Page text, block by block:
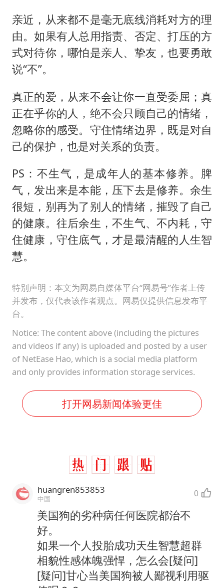
亲近，从来都不是毫无底线消耗对方的理
由。如果有人总用指责、否定、打压的方
式对待你，哪怕是亲人、挚友，也要勇敢
说“不”。
真正的爱，从来不会让你一直受委屈；真
正在乎你的人，绝不会只顾自己的情绪，
忽略你的感受。守住情绪边界，既是对自
己的保护，也是对关系的负责。
PS：不生气，是成年人的基本修养。脾
气，发出来是本能，压下去是修养。余生
很短，别再为了别人的情绪，摧毁了自己
的健康。往后余生，不生气、不内耗，守
住健康，守住底气，才是最清醒的人生智
慧。
特别声明：本文为网易自媒体平台“网易号”作者上传
并发布，仅代表该作者观点。网易仅提供信息发布平
台。
Notice: The content above (including the pictures
and videos if any) is uploaded and posted by a user
of NetEase Hao, which is a social media platform
and only provides information storage services.
打开网易新闻体验更佳
huangren853853
中国 0
美国狗的劣种病任何医院都治不
好。
如果一个人投胎成功天生智慧超群
相貌性感体魄强悍，怎么会[疑问]
[疑问]甘心当美国狗被人鄙视利用驱